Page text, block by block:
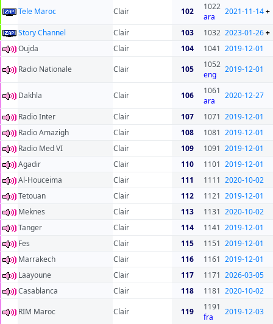
Tele Maroc Clair 102
1022
ara
2021-11-14+
Story Channel Clair 103 1032 2023-01-26+
Oujda
Clair 104 1041 2019-12-01
Radio Nationale
Clair 105
1052
eng
2019-12-01
Dakhla Clair 106
1061
ara
2020-12-27
Radio Inter Clair 107 1071 2019-12-01
Radio Amazigh
Clair 108 1081 2019-12-01
Radio Med VI
Clair 109 1091 2019-12-01
Agadir
Clair 110 1101 2019-12-01
Al-Houceima
Clair 111 1111 2020-10-02
Tetouan
Clair 112 1121 2019-12-01
Meknes
Clair 113 1131 2020-10-02
Tanger
Clair 114 1141 2019-12-01
Fes
Clair 115 1151 2019-12-01
Marrakech
Clair 116 1161 2019-12-01
Laayoune
Clair 117 1171 2026-03-05
Casablanca
Clair 118 1181 2020-10-02
RIM Maroc
Clair 119
1191
fra
2019-12-03